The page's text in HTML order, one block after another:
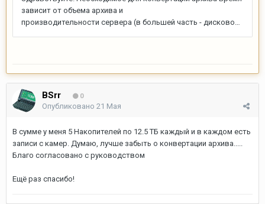
BSrr 0
Опубликовано 21 Мая
В сумме у меня 5 Накопителей по 12.5 ТБ каждый и в каждом есть
записи с камер. Думаю, лучше забыть о конвертации архива.....
Благо согласовано с руководством
Ещё раз спасибо!